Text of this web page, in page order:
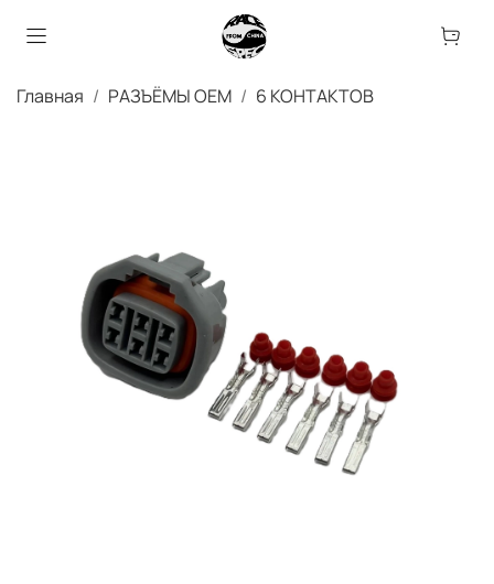
Главная РАЗЪЁМЫ OEM 6 КОНТАКТОВ